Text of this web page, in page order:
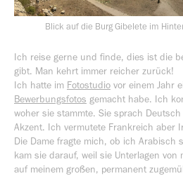
Blick auf die Burg Gibelete im
Ich reise gerne und finde, dies ist die
gibt. Man kehrt immer reicher zurück!
Ich hatte im Fotostudio vor einem Jahr
Bewerbungsfotos gemacht habe. Ich
woher sie stammte. Sie sprach
Akzent. Ich vermutete Frankreich aber
Die Dame fragte mich, ob ich Arabisch
kam sie darauf, weil sie Unterlagen von
auf meinem großen, permanent